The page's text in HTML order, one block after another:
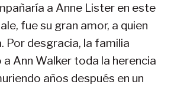
a Anne Lister en este
fue su gran amor, a quien
Por desgracia, la familia
Ann Walker toda la herencia
años después en un